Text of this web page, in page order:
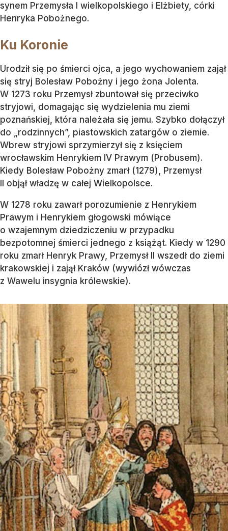
synem Przemysła I wielkopolskiego i Elżbiety, córki
Henryka Pobożnego.
Ku Koronie
Urodził się po śmierci ojca, a jego wychowaniem zajął
się stryj Bolesław Pobożny i jego żona Jolenta.
W 1273 roku Przemysł zbuntował się przeciwko
stryjowi, domagając się wydzielenia mu ziemi
poznańskiej, która należała się jemu. Szybko dołączył
do „rodzinnych”, piastowskich zatargów o ziemie.
Wbrew stryjowi sprzymierzył się z księciem
wrocławskim Henrykiem IV Prawym (Probusem).
Kiedy Bolesław Pobożny zmarł (1279), Przemysł
II objął władzę w całej Wielkopolsce.
W 1278 roku zawarł porozumienie z Henrykiem
Prawym i Henrykiem głogowski mówiące
o wzajemnym dziedziczeniu w przypadku
bezpotomnej śmierci jednego z książąt. Kiedy w 1290
roku zmarł Henryk Prawy, Przemysł II wszedł do ziemi
krakowskiej i zajął Kraków (wywiózł wówczas
z Wawelu insygnia królewskie).